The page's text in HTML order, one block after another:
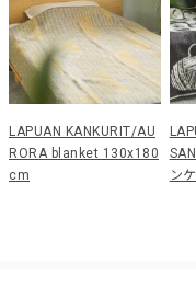
LAPUAN KANKURIT/AU
RORA blanket 130x180
cm
ン